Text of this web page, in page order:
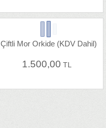
Çiftli Mor Orkide (KDV Dahil)
1.500,00 TL